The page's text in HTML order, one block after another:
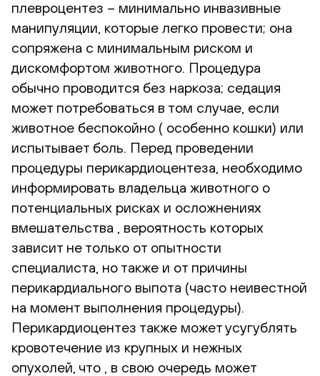
плевроцентез – минимально инвазивные
манипуляции, которые легко провести; она
сопряжена с минимальным риском и
дискомфортом животного. Процедура
обычно проводится без наркоза; седация
может потребоваться в том случае, если
животное беспокойно ( особенно кошки) или
испытывает боль. Перед проведении
процедуры перикардиоцентеза, необходимо
информировать владельца животного о
потенциальных рисках и осложнениях
вмешательства , вероятность которых
зависит не только от опытности
специалиста, но также и от причины
перикардиального выпота (часто неивестной
на момент выполнения процедуры).
Перикардиоцентез также может усугублять
кровотечение из крупных и нежных
опухолей, что , в свою очередь может